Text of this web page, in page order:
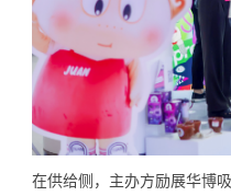
在供给侧，主办方励展华博